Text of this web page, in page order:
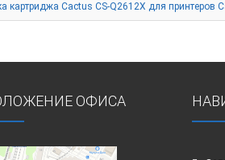
картриджа Cactus CS-Q2612X для принтеров
ОФИСА